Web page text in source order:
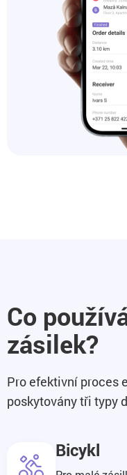
Co
zásilek?
Pro efektivní proces
poskytovány tři typy
Bicykl